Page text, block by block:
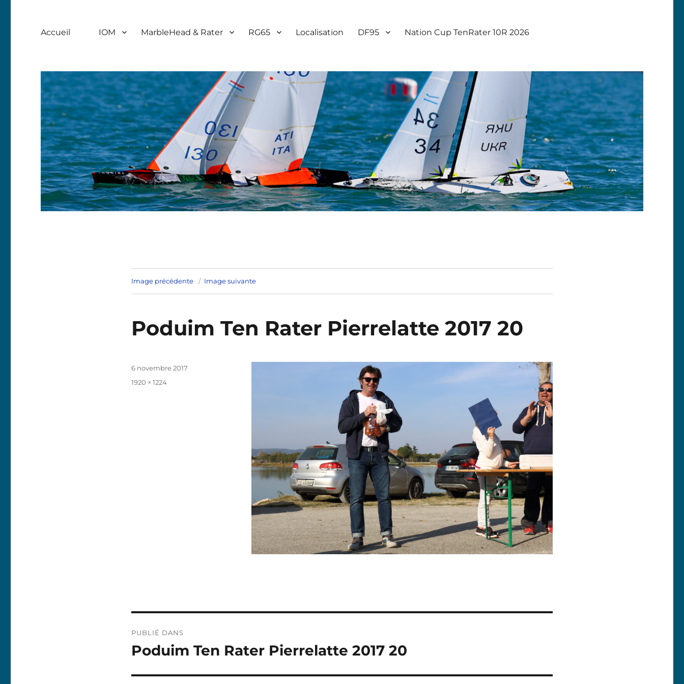
Accueil IOM MarbleHead & Rater RG65 Localisation DF95 Nation Cup TenRater 10R 2026
Image précédente Image suivante
Poduim Ten Rater Pierrelatte 2017 20
Publié
6 novembre 2017
Taille
1920 × 1224
de
PUBLIÉ DANS
Poduim Ten Rater Pierrelatte 2017 20